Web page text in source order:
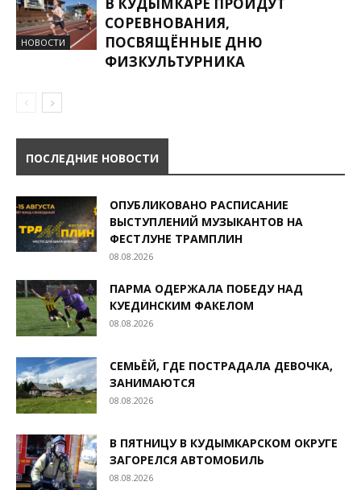
НОВОСТИ
В КУДЫМКАРЕ ПРОЙДУТ
СОРЕВНОВАНИЯ,
ПОСВЯЩЁННЫЕ ДНЮ
ФИЗКУЛЬТУРНИКА
ПОСЛЕДНИЕ НОВОСТИ
ОПУБЛИКОВАНО РАСПИСАНИЕ
ВЫСТУПЛЕНИЙ МУЗЫКАНТОВ НА
ФЕСТЛУНЕ ТРАМПЛИН
08.08.2026
ПАРМА ОДЕРЖАЛА ПОБЕДУ НАД
КУЕДИНСКИМ ФАКЕЛОМ
08.08.2026
СЕМЬЁЙ, ГДЕ ПОСТРАДАЛА ДЕВОЧКА,
ЗАНИМАЮТСЯ
08.08.2026
В ПЯТНИЦУ В КУДЫМКАРСКОМ ОКРУГЕ
ЗАГОРЕЛСЯ АВТОМОБИЛЬ
08.08.2026